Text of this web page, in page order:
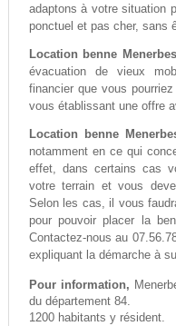
adaptons à votre situation
ponctuel et pas cher, sans
Location benne Menerbes
évacuation de vieux
financier que vous
vous établissant une offre
Location benne
notamment en ce qui
effet, dans certains cas
votre terrain et vous
Selon les cas, il vous
pour pouvoir placer la
Contactez-nous au
expliquant la démarche à
Pour information,
du département 84.
1200 habitants y résident.